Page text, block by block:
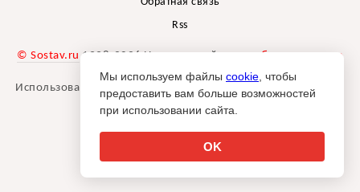
Rss
© Sostav.ru 1998-2026 Независимый проектбрендингового
агентства Depot
Использование материалов Sostav.ru допустимо только при
указании источника.
Мы используем файлы cookie , чтобы
предоставить вам больше возможностей
при использовании сайта.
OK